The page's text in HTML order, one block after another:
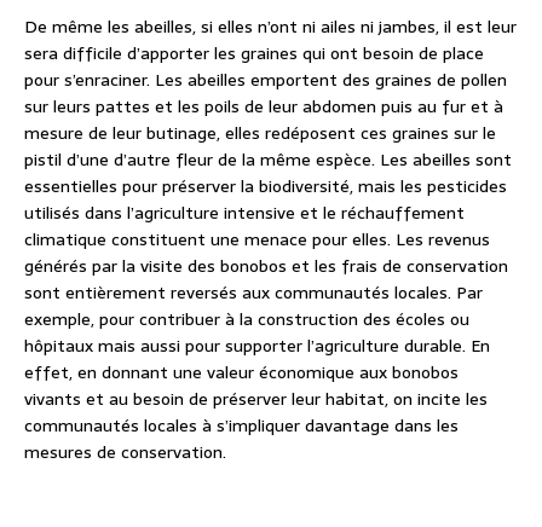
De même les abeilles, si elles n’ont ni ailes ni jambes, il est leur
sera difficile d’apporter les graines qui ont besoin de place
pour s’enraciner. Les abeilles emportent des graines de pollen
sur leurs pattes et les poils de leur abdomen puis au fur et à
mesure de leur butinage, elles redéposent ces graines sur le
pistil d’une d’autre fleur de la même espèce. Les abeilles sont
essentielles pour préserver la biodiversité, mais les pesticides
utilisés dans l’agriculture intensive et le réchauffement
climatique constituent une menace pour elles. Les revenus
générés par la visite des bonobos et les frais de conservation
sont entièrement reversés aux communautés locales. Par
exemple, pour contribuer à la construction des écoles ou
hôpitaux mais aussi pour supporter l’agriculture durable. En
effet, en donnant une valeur économique aux bonobos
vivants et au besoin de préserver leur habitat, on incite les
communautés locales à s’impliquer davantage dans les
mesures de conservation.